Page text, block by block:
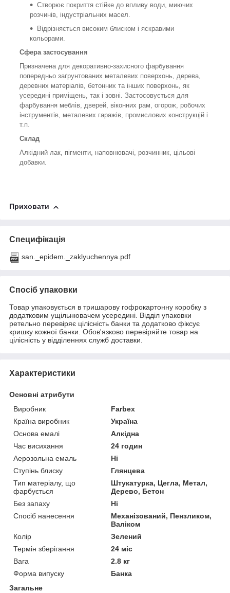
Створює покриття стійке до впливу води, миючих
розчинів, індустріальних масел.
Відрізняється високим блиском і яскравими
кольорами.
Сфера застосування
Призначена для декоративно-захисного фарбування
попередньо заґрунтованих металевих поверхонь, дерева,
деревних матеріалів, бетонних та інших поверхонь, як
усередині приміщень, так і зовні. Застосовується для
фарбування меблів, дверей, віконних рам, огорож, робочих
інструментів, металевих гаражів, промислових конструкцій і
т.п.
Склад
Алкідний лак, пігменти, наповнювачі, розчинник, цільові
добавки.
Приховати
Специфікація
san._epidem._zaklyuchennya.pdf
Спосіб упаковки
Товар упаковується в тришарову гофрокартонну коробку з
додатковим ущільнювачем усередині. Відділ упаковки
ретельно перевіряє цілісність банки та додатково фіксує
кришку кожної банки. Обов'язково перевіряйте товар на
цілісність у відділеннях служб доставки.
Характеристики
Основні атрибути
Виробник
Farbex
Країна виробник
Україна
Основа емалі
Алкідна
Час висихання
24 годин
Аерозольна емаль
Ні
Ступінь блиску
Глянцева
Тип матеріалу, що
фарбується
Штукатурка, Цегла, Метал,
Дерево, Бетон
Без запаху
Ні
Спосіб нанесення
Механізований, Пензликом,
Валіком
Колір
Зелений
Термін зберігання
24 міс
Вага
2.8 кг
Форма випуску
Банка
Загальне